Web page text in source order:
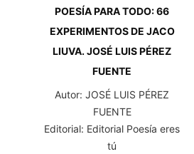
POESÍA PARA TODO: 66
EXPERIMENTOS DE JACO
LIUVA. JOSÉ LUIS PÉREZ
FUENTE
Autor: JOSÉ LUIS PÉREZ
FUENTE
Editorial: Editorial Poesía eres
tú